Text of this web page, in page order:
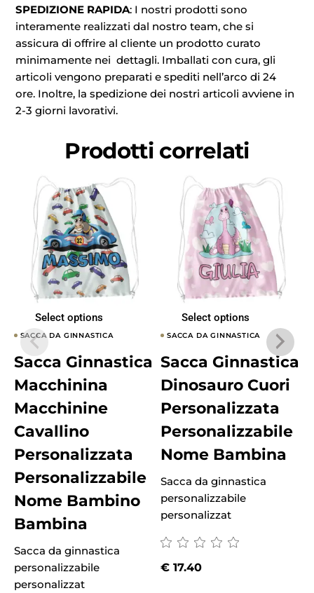
SPEDIZIONE RAPIDA: I nostri prodotti sono
interamente realizzati dal nostro team, che si
assicura di offrire al cliente un prodotto curato
minimamente nei dettagli. Imballati con cura, gli
articoli vengono preparati e spediti nell’arco di 24
ore. Inoltre, la spedizione dei nostri articoli avviene in
2-3 giorni lavorativi.
Prodotti correlati
Select options
SACCA DA GINNASTICA
Sacca Ginnastica
Macchinina
Macchinine
Cavallino
Personalizzata
Personalizzabile
Nome Bambino
Bambina
Sacca da ginnastica
personalizzabile
personalizzat
Select options
SACCA DA GINNASTICA
Sacca Ginnastica
Dinosauro Cuori
Personalizzata
Personalizzabile
Nome Bambina
Sacca da ginnastica
personalizzabile
personalizzat
€ 17.40